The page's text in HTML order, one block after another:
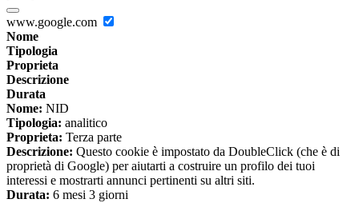
www.google.com
Nome
Tipologia
Proprieta
Descrizione
Durata
Nome: NID
Tipologia: analitico
Proprieta: Terza parte
Descrizione: Questo cookie è impostato da DoubleClick (che è di
proprietà di Google) per aiutarti a costruire un profilo dei tuoi
interessi e mostrarti annunci pertinenti su altri siti.
Durata: 6 mesi 3 giorni